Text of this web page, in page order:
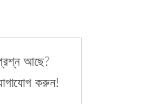
আছে?
করুন!